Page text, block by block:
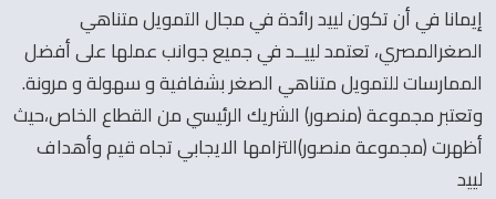
إيمانا في أن تكون لييد رائدة في مجال التمويل متناهي
الصغرالمصري، تعتمد لييــد في جميع جوانب عملها على أفضل
الممارسات للتمويل متناهي الصغر بشفافية و سهولة و مرونة.
وتعتبر مجموعة (منصور) الشريك الرئيسي من القطاع الخاص،حيث
أظهرت (مجموعة منصور)التزامها الايجابي تجاه قيم وأهداف
لييد